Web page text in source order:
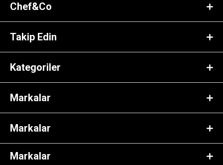
Chef&Co
Takip Edin
Kategoriler
Markalar
Markalar
Markalar